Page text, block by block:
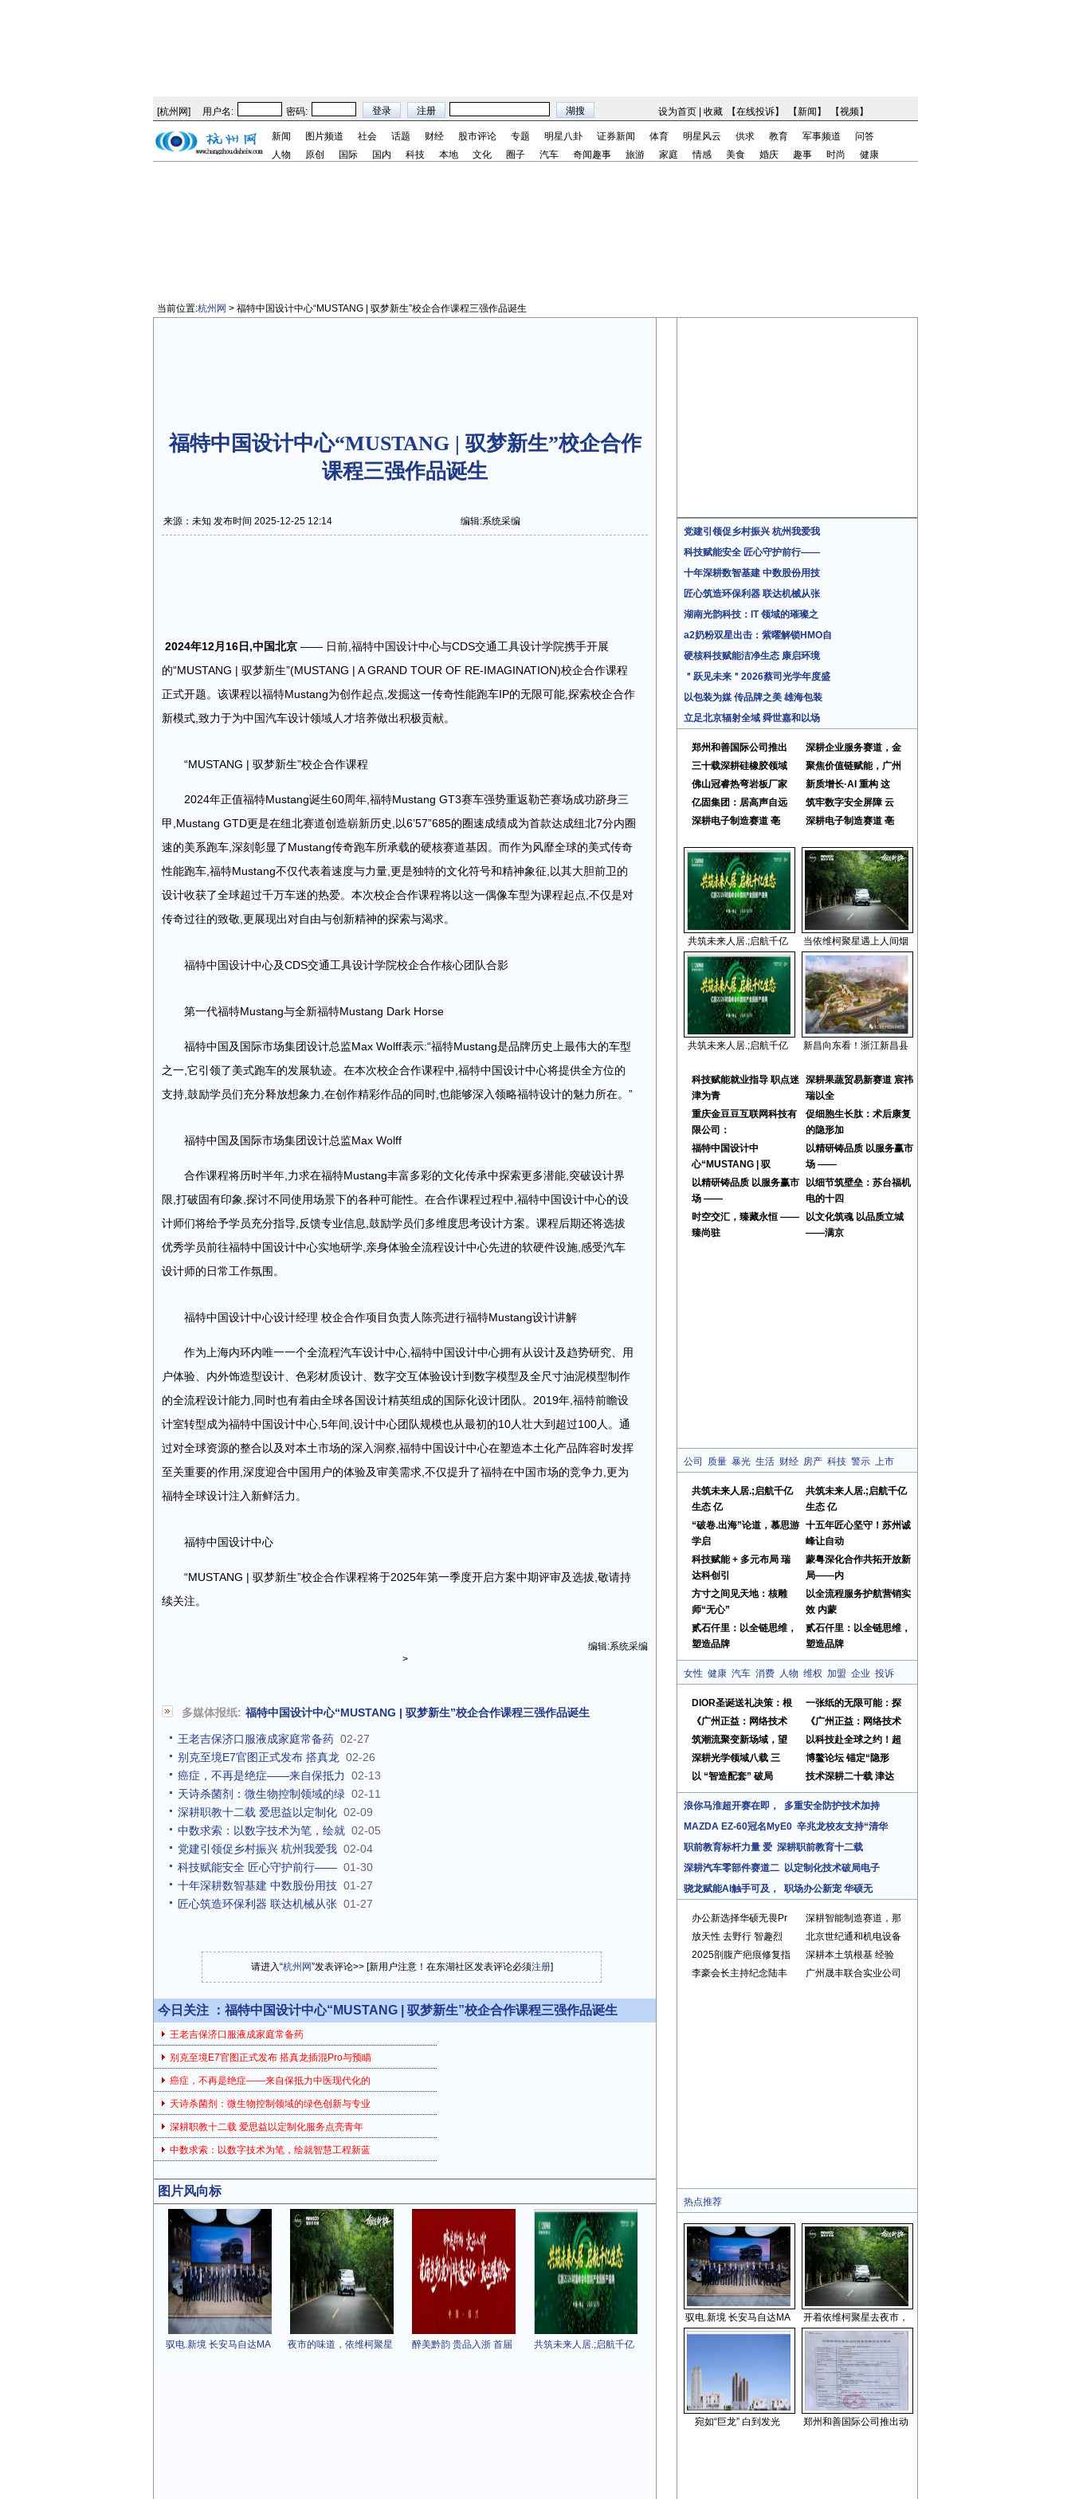
[杭州网] 用户名: 密码: 设为首页 收藏 【在线投诉】 【新闻 】 【视频】
新闻 图片频道 社会 话题 财经 股市评论 专题 明星八卦 证券新闻 体育 明星风云 供求 教育 军事频道
问答
人物
原创 国际 国内 科技 本地 文化 圈子 汽车 奇闻趣事 旅游 家庭 情感 美食 婚庆 趣事 时尚 健康
当前位置:杭州网 > 福特中国设计中心“MUSTANG | 驭梦新生”校企合作课程三强作品诞生
福特中国设计中心“MUSTANG | 驭梦新生”校企合作
课程三强作品诞生
来源：未知 发布时间 2025-12-25 12:14 编辑:系统采编
2024年12月 16日,中国北京 —— 日前,福特中国设计中心与CDS交通工具设计学院携手开展
的“MUSTANG | 驭梦新生”(MUSTANG | A GRAND TOUR OF RE-IMAGINATION)校企合作课程
正式开题。该课程以福特Mustang为创作起点,发掘这一传奇性能跑车IP的无限可能,探索校企合作
新模式,致力于为中国汽车设计领域人才培养做出积极贡献。
“MUSTANG | 驭梦新生”校企合作课程
2024年正值福特Mustang诞生60周年,福特Mustang GT3赛车强势重返勒芒赛场成功跻身三
甲,Mustang GTD更是在纽北赛道创造崭新历史,以6’57”685的圈速成绩成为首款达成纽北7分内圈
速的美系跑车,深刻彰显了Mustang传奇跑车所承载的硬核赛道基因。而作为风靡全球的美式传奇
性能跑车,福特Mustang不仅代表着速度与力量,更是独特的文化符号和精神象征,以其大胆前卫的
设计收获了全球超过千万车迷的热爱。本次校企合作课程将以这一偶像车型为课程起点,不仅是对
传奇过往的致敬,更展现出对自由与创新精神的探索与渴求。
福特中国设计中心及CDS交通工具设计学院校企合作核心团队合影
第一代福特Mustang与全新福特Mustang Dark Horse
福特中国及国际市场集团设计总监Max Wolff表示:“福特Mustang是品牌历史上最伟大的车型
之一,它引领了美式跑车的发展轨迹。在本次校企合作课程中,福特中国设计中心将提供全方位的
支持,鼓励学员们充分释放想象力,在创作精彩作品的同时,也能够深入领略福特设计的魅力所在。”
福特中国及国际市场集团设计总监Max Wolff
合作课程将历时半年,力求在福特Mustang丰富多彩的文化传承中探索更多潜能,突破设计界
限,打破固有印象,探讨不同使用场景下的各种可能性。在合作课程过程中,福特中国设计中心的设
计师们将给予学员充分指导,反馈专业信息,鼓励学员们多维度思考设计方案。课程后期还将选拔
优秀学员前往福特中国设计中心实地研学,亲身体验全流程设计中心先进的软硬件设施,感受汽车
设计师的日常工作氛围。
福特中国设计中心设计经理 校企合作项目负责人陈亮进行福特Mustang设计讲解
作为上海内环内唯一一个全流程汽车设计中心,福特中国设计中心拥有从设计及趋势研究、用
户体验、内外饰造型设计、色彩材质设计、数字交互体验设计到数字模型及全尺寸油泥模型制作
的全流程设计能力,同时也有着由全球各国设计精英组成的国际化设计团队。2019年,福特前瞻设
计室转型成为福特中国设计中心,5年间,设计中心团队规模也从最初的10人壮大到超过100人。通
过对全球资源的整合以及对本土市场的深入洞察,福特中国设计中心在塑造本土化产品阵容时发挥
至关重要的作用,深度迎合中国用户的体验及审美需求,不仅提升了福特在中国市场的竞争力,更为
福特全球设计注入新鲜活力。
福特中国设计中心
“MUSTANG | 驭梦新生”校企合作课程将于2025年第一季度开启方案中期评审及选拔,敬请持
续关注。
编辑:系统采编
>
多媒体报纸: 福特中国设计中心“MUSTANG | 驭梦新生”校企合作课程三强作品诞生
王老吉保济口服液成家庭常备药 02-27
别克至境E7官图正式发布 搭真龙 02-26
癌症，不再是绝症——来自保抵力
02-13
天诗杀菌剂：微生物控制领域的绿 02-11
深耕职教十二载 爱思益以定制化 02-09
中数求索：以数字技术为笔，绘就 02-05
党建引领促乡村振兴 杭州我爱我 02-04
科技赋能安全 匠心守护前行—— 01-30
十年深耕数智基建 中数股份用技 01-27
匠心筑造环保利器 联达机械从张 01-27
请进入“杭州网”发表评论>> [新用户注意！在东湖社区发表评论必须注册]
今日关注 ： 福特中国设计中心“MUSTANG | 驭梦新生”校企合作课程三强作品诞生
王老吉保济口服液成家庭常备药
别克至境E7官图正式发布 搭真龙插混Pro与预瞄
癌症，不再是绝症——来自保抵力中医现代化的
天诗杀菌剂：微生物控制领域的绿色创新与专业
深耕职教十二载 爱思益以定制化服务点亮青年
中数求索：以数字技术为笔，绘就智慧工程新蓝
图片风向标
驭电.新境 长安马自达MA 夜市的味道，依维柯聚星 醉美黔韵 贵品入浙 首届 共筑未来人居.;启航千亿
党建引领促乡村振兴 杭州我爱我
科技赋能安全 匠心守护前行——
十年深耕数智基建 中数股份用技
匠心筑造环保利器 联达机械从张
湖南光韵科技：IT 领域的璀璨之
a2奶粉双星出击：紫曜解锁HMO自
硬核科技赋能洁净生态 康启环境
＂跃见未来＂2026蔡司光学年度盛
以包装为媒 传品牌之美 雄海包装
立足北京辐射全域 舜世嘉和以场
郑州和善国际公司推出
深耕企业服务赛道，金
三十载深耕硅橡胶领域
聚焦价值链赋能，广州
佛山冠睿热弯岩板厂家
新质增长·AI 重构 这
亿固集团：居高声自远
筑牢数字安全屏障 云
深耕电子制造赛道 亳
深耕电子制造赛道 亳
共筑未来人居.;启航千亿 当依维柯聚星遇上人间烟
共筑未来人居.;启航千亿 新昌向东看！浙江新昌县
科技赋能就业指导 职点迷
津为青
深耕果蔬贸易新赛道 宸祎
瑞以全
重庆金豆豆互联网科技有
限公司：
促细胞生长肽：术后康复
的隐形加
福特中国设计中
心“MUSTANG | 驭
以精研铸品质 以服务赢市
场 ——
以精研铸品质 以服务赢市
场 ——
以细节筑壁垒：苏台福机
电的十四
时空交汇，臻藏永恒 ——
臻尚驻
以文化筑魂 以品质立城
——满京
公司 质量 暴光 生活 财经 房产 科技 警示 上市
共筑未来人居.;启航千亿
生态 亿
共筑未来人居.;启航千亿
生态 亿
“破卷.出海”论道，慕思游
学启
十五年匠心坚守！苏州诚
峰让自动
科技赋能 + 多元布局 瑞
达科创引
蒙粤深化合作共拓开放新
局——内
方寸之间见天地：核雕
师“无心”
以全流程服务护航营销实
效 内蒙
贰石仟里：以全链思维，
塑造品牌
贰石仟里：以全链思维，
塑造品牌
女性 健康 汽车 消费 人物 维权 加盟 企业 投诉
DIOR圣诞送礼决策：根
一张纸的无限可能：探
《广州正益：网络技术
《广州正益：网络技术
筑潮流聚变新场域，望
以科技赴全球之约！超
深耕光学领域八载 三
博鳌论坛 锚定“隐形
以 “智造配套” 破局
技术深耕二十载 津达
浪你马淮超开赛在即，
多重安全防护技术加持
MAZDA EZ-60冠名MyE0 辛兆龙校友支持“清华
职前教育标杆力量 爱 深耕职前教育十二载
深耕汽车零部件赛道二 以定制化技术破局电子
骁龙赋能AI触手可及，
职场办公新宠 华硕无
办公新选择华硕无畏Pr
深耕智能制造赛道，那
放天性 去野行 智趣烈
北京世纪通和机电设备
2025剖腹产疤痕修复指
深耕本土筑根基 经验
李豪会长主持纪念陆丰
广州晟丰联合实业公司
热点推荐
驭电.新境 长安马自达MA 开着依维柯聚星去夜市，
宛如“巨龙” 白到发光 郑州和善国际公司推出动